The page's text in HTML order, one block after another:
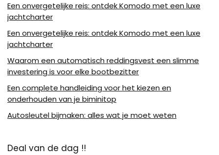
Een onvergetelijke reis: ontdek Komodo met een luxe
jachtcharter
Een onvergetelijke reis: ontdek Komodo met een luxe
jachtcharter
Waarom een automatisch reddingsvest een slimme
investering is voor elke bootbezitter
Een complete handleiding voor het kiezen en
onderhouden van je biminitop
Autosleutel bijmaken: alles wat je moet weten
Deal van de dag !!